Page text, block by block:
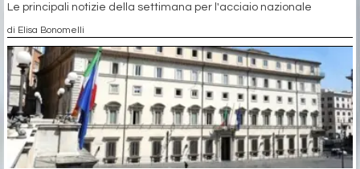
Le principali notizie della settimana per l'acciaio nazionale
di Elisa Bonomelli